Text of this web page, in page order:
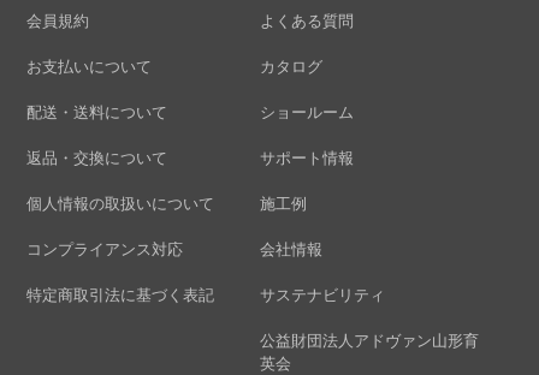
会員規約
お支払いについて
配送・送料について
返品・交換について
個人情報の取扱いについて
コンプライアンス対応
特定商取引法に基づく表記
よくある質問
カタログ
ショールーム
サポート情報
施工例
会社情報
サステナビリティ
公益財団法人アドヴァン山形育
英会